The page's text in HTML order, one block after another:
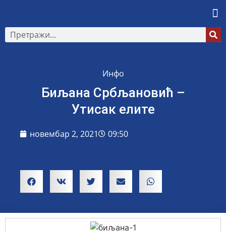
Инфо
Биљана Србљановић –
Утисак елите
новембар 2, 2021 09:50